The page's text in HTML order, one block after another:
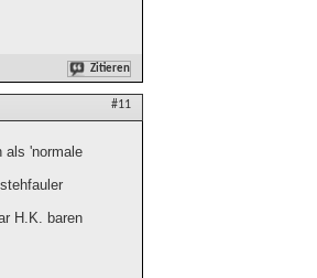
Zitieren
#11
als 'normale
H.K. baren